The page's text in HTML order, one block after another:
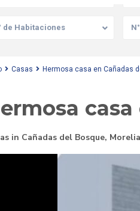
de Habitaciones
Casas Hermosa casa en Cañadas
in Cañadas del Bosque, Morelia